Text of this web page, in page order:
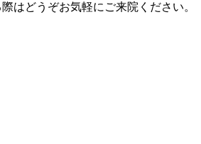
はどうぞお気軽にご来院ください。